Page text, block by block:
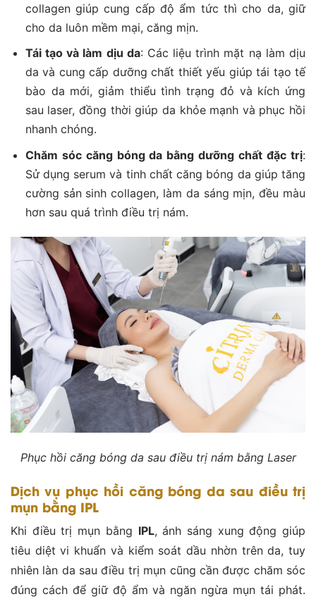
collagen giúp cung cấp độ ẩm tức thì cho da, giữ
cho da luôn mềm mại, căng mịn.
Tái tạo và làm dịu da: Các liệu trình mặt nạ làm dịu
da và cung cấp dưỡng chất thiết yếu giúp tái tạo tế
bào da mới, giảm thiểu tình trạng đỏ và kích ứng
sau laser, đồng thời giúp da khỏe mạnh và phục hồi
nhanh chóng.
Chăm sóc căng bóng da bằng dưỡng chất đặc trị:
Sử dụng serum và tinh chất căng bóng da giúp tăng
cường sản sinh collagen, làm da sáng mịn, đều màu
hơn sau quá trình điều trị nám.
Phục hồi căng bóng da sau điều trị nám bằng Laser
Dịch vụ phục hồi căng bóng da sau điều trị
mụn bằng IPL
Khi điều trị mụn bằng IPL, ánh sáng xung động giúp
tiêu diệt vi khuẩn và kiểm soát dầu nhờn trên da, tuy
nhiên làn da sau điều trị mụn cũng cần được chăm sóc
đúng cách để giữ độ ẩm và ngăn ngừa mụn tái phát.